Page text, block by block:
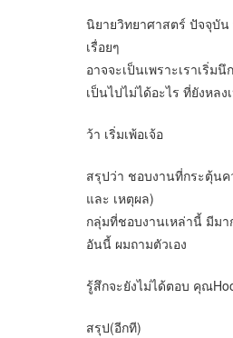
นิยายวิทยาศาสตร์ ปัจจุบั
เรื่อยๆ
อาจจะเป็นเพราะเราเริ่ม
เป็นไปไม่ได้อะไร ที่ยังหลง
ว้า เริ่มเพ้อเจ้อ
สรุปว่า ชอบงานที่กระตุ้น
และ เหตุผล)
กลุ่มที่ชอบงานเหล่านี้ มีม
อันนี้ ผมถามตัวเอง
รู้สึกจะยังไม่ได้ตอบ คุณ
สรุป(อีกที)